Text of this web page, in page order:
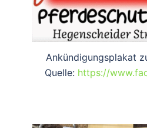
Ankündigungsplakat
Quelle: https://